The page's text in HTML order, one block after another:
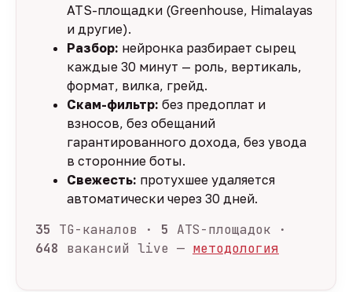
ATS-площадки (Greenhouse, Himalayas
и другие).
Разбор: нейронка разбирает сырец
каждые 30 минут — роль, вертикаль,
формат, вилка, грейд.
Скам-фильтр: без предоплат и
взносов, без обещаний
гарантированного дохода, без увода
в сторонние боты.
Свежесть: протухшее удаляется
автоматически через 30 дней.
35 TG-каналов · 5 ATS-площадок ·
648 вакансий live — методология